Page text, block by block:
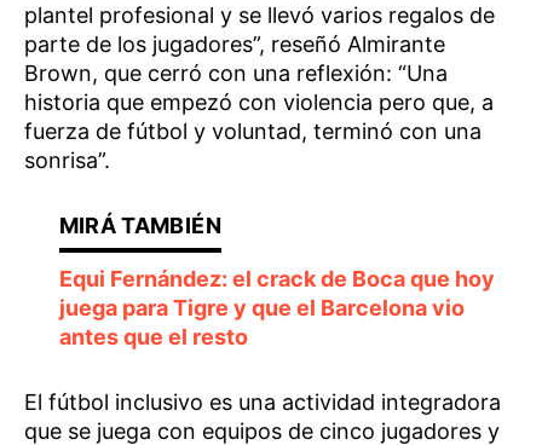
plantel profesional y se llevó varios regalos de
parte de los jugadores”, reseñó Almirante
Brown, que cerró con una reflexión: “Una
historia que empezó con violencia pero que, a
fuerza de fútbol y voluntad, terminó con una
sonrisa”.
Equi Fernández: el crack de Boca que hoy
juega para Tigre y que el Barcelona vio
antes que el resto
El fútbol inclusivo es una actividad integradora
que se juega con equipos de cinco jugadores y